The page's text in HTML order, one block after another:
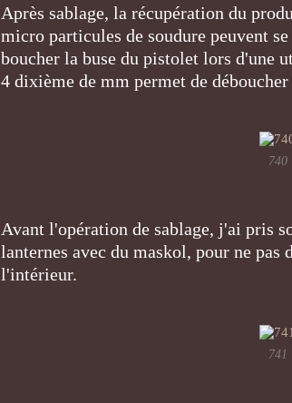
Après sablage, la récupération du
micro particules de soudure peuvent
boucher la buse du pistolet lors
4 dixième de mm permet de
740
Avant l'opération de sablage, j'ai pris
lanternes avec du maskol, pour ne
l'intérieur.
741